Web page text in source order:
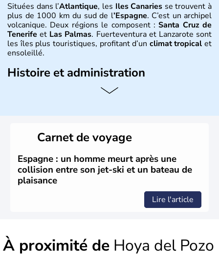
Situées dans l’Atlantique, les Iles Canaries se trouvent à
plus de 1000 km du sud de l’Espagne. C’est un archipel
volcanique. Deux régions le composent :Santa Cruz de
Tenerife et Las Palmas. Fuerteventura et Lanzarote sont
les îles plus touristiques, profitant d’un climat tropical et
ensoleillé.
Histoire et administration
font parties des 17 communautés
appelés « chiens de mer ».
Carnet de voyage
Espagne : un homme meurt après une
collision entre son jet-ski et un bateau de
plaisance
Lire l'article
À proximité de Hoya del Pozo